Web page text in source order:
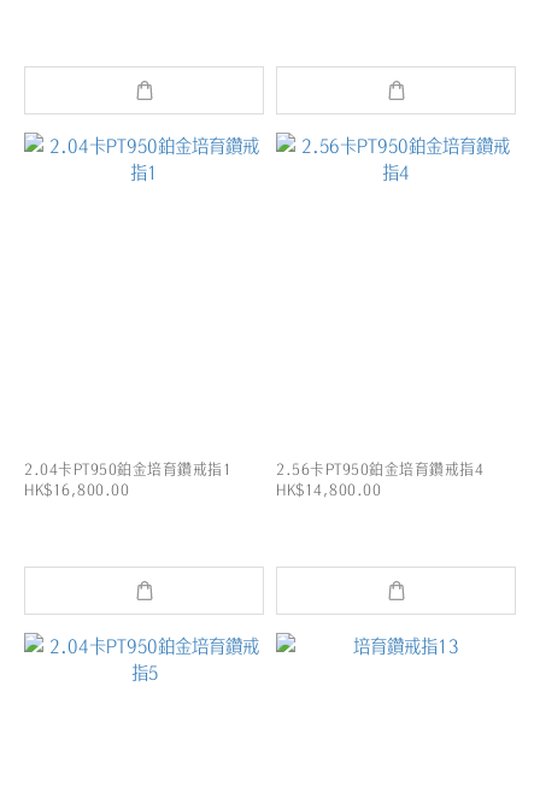
2.04卡PT950鉑金培育鑽戒指1
HK$16,800.00
2.56卡PT950鉑金培育鑽戒指4
HK$14,800.00